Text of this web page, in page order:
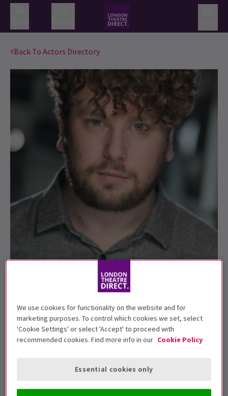
Back To Actors Directory
Previously in:
Evita
Hairspray
@ryanpidgen
Facebook
We use cookies for functionality on the website and for
marketing purposes. To control which cookies we set, select
'Cookie Settings' or select 'Accept' to proceed with
recommended cookies. Find more info in our Cookie Policy
Essential cookies only